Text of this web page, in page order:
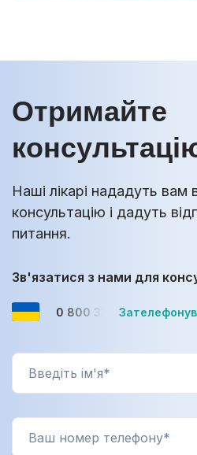
Отримайте
Наші лікарі нададуть вам
консультацію і дадуть
питання.
Зв'язатися з нами для
0 800 33-08-12